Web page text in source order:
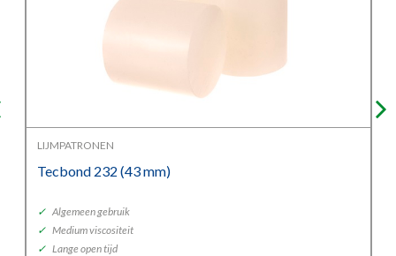
LIJMPATRONEN
Tecbond 232 (43 mm)
✓ Algemeen gebruik
✓ Medium viscositeit
✓ Lange open tijd